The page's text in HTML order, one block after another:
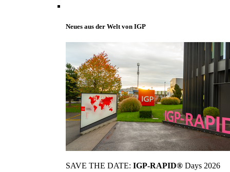
Neues aus der Welt von IGP
SAVE THE DATE: IGP-RAPID® Days 2026